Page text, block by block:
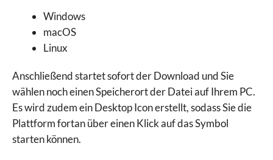
Windows
macOS
Linux
Anschließend startet sofort der Download und Sie
wählen noch einen Speicherort der Datei auf Ihrem PC.
Es wird zudem ein Desktop Icon erstellt, sodass Sie die
Plattform fortan über einen Klick auf das Symbol
starten können.